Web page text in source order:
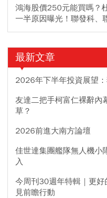
鴻海股價250元能買嗎？
一半原因曝光！聯發科
最新文章
2026年下半年投資展望
友達二把手柯富仁裸辭內
草？
2026前進大南方論壇
佳世達集團艦隊無人機小
入
今周刊30週年特輯｜更
見前瞻行動